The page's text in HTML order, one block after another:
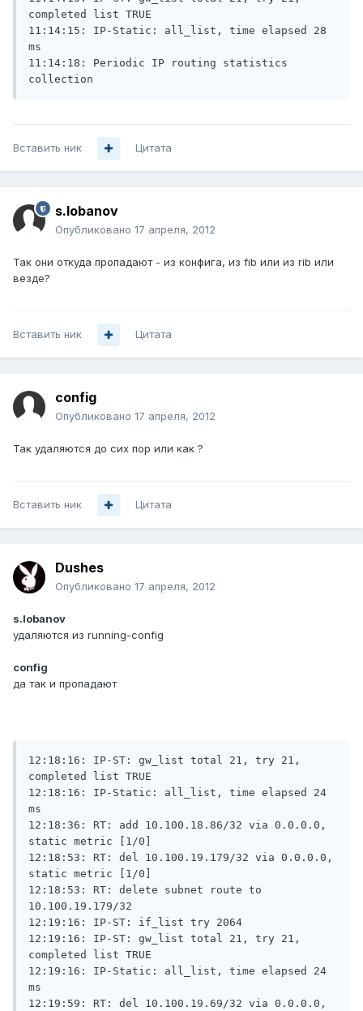
completed list TRUE
11:14:15: IP-Static: all_list, time elapsed 28
ms
11:14:18: Periodic IP routing statistics
collection
Вставить ник Цитата
s.lobanov
Опубликовано 17 апреля, 2012
Так они откуда пропадают - из конфига, из fib или из rib или
везде?
Вставить ник Цитата
config
Опубликовано 17 апреля, 2012
Так удаляются до сих пор или как ?
Вставить ник Цитата
Dushes
Опубликовано 17 апреля, 2012
s.lobanov
удаляются из running-config
config
да так и пропадают
12:18:16: IP-ST: gw_list total 21, try 21,
completed list TRUE
12:18:16: IP-Static: all_list, time elapsed 24
ms
12:18:36: RT: add 10.100.18.86/32 via 0.0.0.0,
static metric [1/0]
12:18:53: RT: del 10.100.19.179/32 via 0.0.0.0,
static metric [1/0]
12:18:53: RT: delete subnet route to
10.100.19.179/32
12:19:16: IP-ST: if_list try 2064
12:19:16: IP-ST: gw_list total 21, try 21,
completed list TRUE
12:19:16: IP-Static: all_list, time elapsed 24
ms
12:19:59: RT: del 10.100.19.69/32 via 0.0.0.0,